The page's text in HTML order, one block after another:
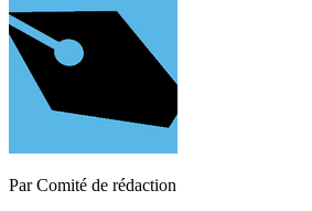
ParComité de rédaction